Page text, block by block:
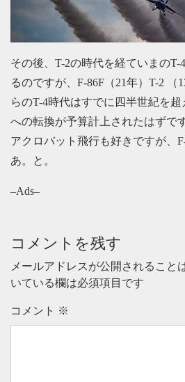
その後、T-2の時代を経ていまの
るのですが、F-86F（21年）T-2 （
らのT-4時代はすでに四半世紀を
への転換が予算計上されたはずで
アクロバット飛行も好きですが、
あ。と。
–Ads–
コメントを残す
メールアドレスが公開されること
いている欄は必須項目です
コメント ※